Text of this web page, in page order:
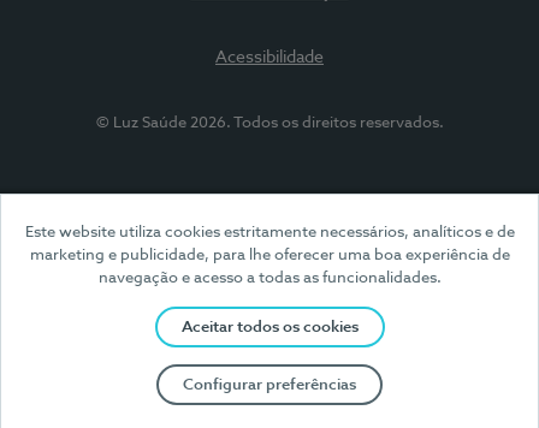
Este website utiliza cookies estritamente necessários, analíticos e de
marketing e publicidade, para lhe oferecer uma boa experiência de
navegação e acesso a todas as funcionalidades.
Aceitar todos os cookies
Configurar preferências
Acessibilidade
© Luz Saúde 2026. Todos os direitos reservados.